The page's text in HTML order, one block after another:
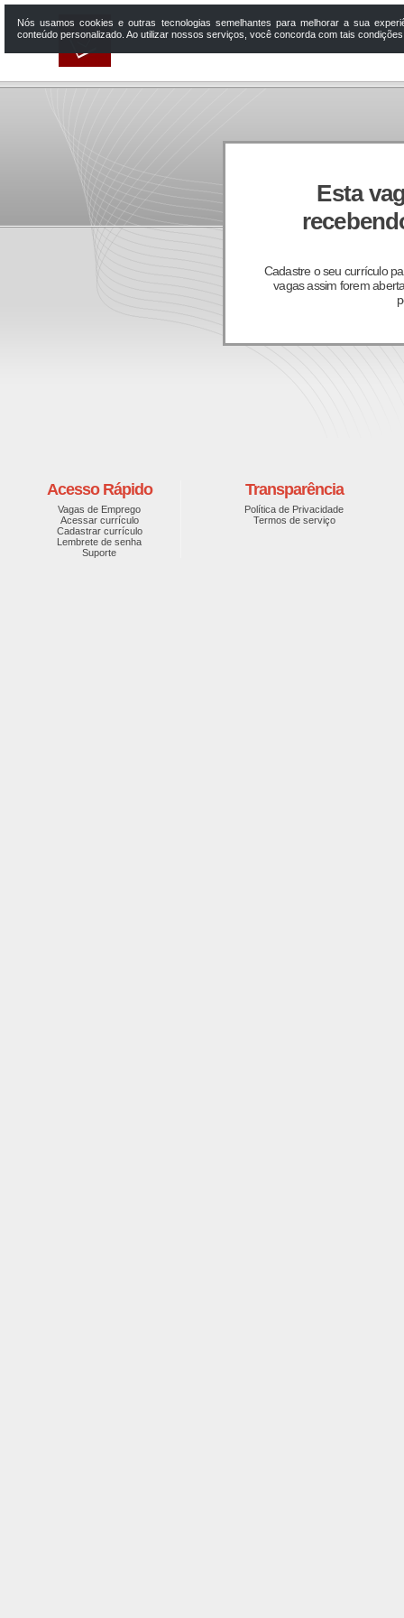
Esta
Cadastre o seu currículo
vagas assim forem
Acesso Rápido
Vagas de Emprego
Acessar currículo
Cadastrar currículo
Lembrete de senha
Suporte
Transparência
Política de Privacidade
Termos de serviço
Nós usamos cookies e outras tecnologias semelhantes para melhorar a sua
conteúdo personalizado. Ao utilizar nossos serviços, você concorda com tais